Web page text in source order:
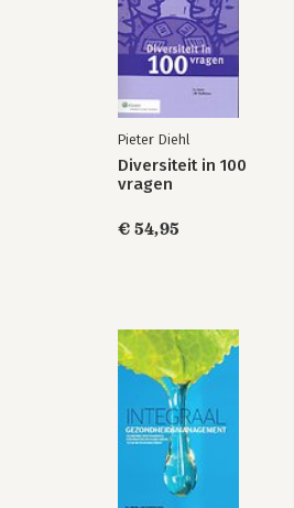
Pieter Diehl
Diversiteit in 100
vragen
€ 54,95